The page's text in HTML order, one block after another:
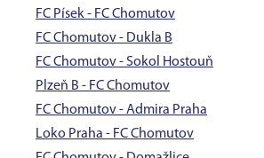
FC Písek - FC Chomutov
FC Chomutov - Dukla B
FC Chomutov - Sokol Hostouň
Plzeň B - FC Chomutov
FC Chomutov - Admira Praha
Loko Praha - FC Chomutov